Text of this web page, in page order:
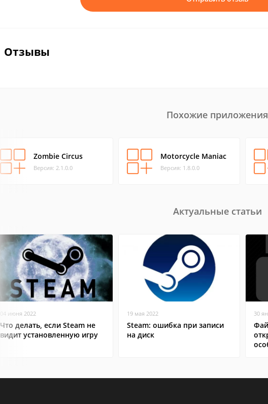
Отзывы
Похожие приложения
Zombie Circus
Версия: 2.1.0.0
Motorcycle Maniac
Версия: 1.8.0.0
Актуальные статьи
04 июня 2022
Что делать, если Steam не
видит установленную игру
19 мая 2022
Steam: ошибка при записи
на диск
30